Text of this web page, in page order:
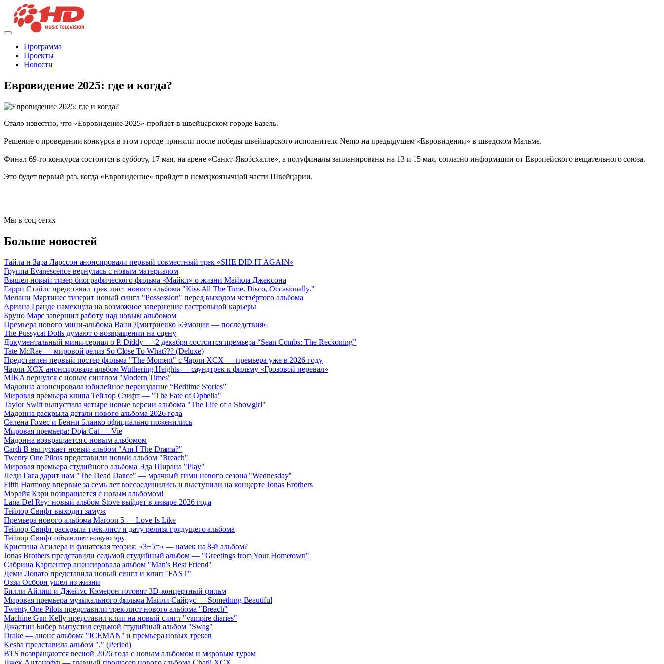
Программа
Проекты
Новости
Евровидение 2025: где и когда?
Стало известно, что «Евровидение-2025» пройдет в швейцарском городе Базель.
Решение о проведении конкурса в этом городе приняли после победы швейцарского исполнителя Nemo на предыдущем «Евровидении» в шведском Мальме.
Финал 69-го конкурса состоится в субботу, 17 мая, на арене «Санкт-Якобсхалле», а полуфиналы запланированы на 13 и 15 мая, согласно информации от Европейского вещательного союза.
Это будет первый раз, когда «Евровидение» пройдет в немецкоязычной части Швейцарии.
Мы в соц сетях
Больше новостей
Тайла и Зара Ларссон анонсировали первый совместный трек «SHE DID IT AGAIN»
Группа Evanescence вернулась с новым материалом
Вышел новый тизер биографического фильма «Майкл» о жизни Майкла Джексона
Гарри Стайлс представил трек-лист нового альбома "Kiss All The Time. Disco, Occasionally."
Мелани Мартинес тизерит новый сингл "Possession" перед выходом четвёртого альбома
Ариана Гранде намекнула на возможное завершение гастрольной карьеры
Бруно Марс завершил работу над новым альбомом
Премьера нового мини-альбома Вани Дмитриенко «Эмоции — последствия»
The Pussycat Dolls думают о возвращении на сцену
Документальный мини-сериал о P. Diddy — 2 декабря состоится премьера “Sean Combs: The Reckoning”
Tate McRae — мировой релиз So Close To What??? (Deluxe)
Представлен первый постер фильма "The Moment" с Чарли XCX — премьера уже в 2026 году
Чарли XCX анонсировала альбом Wuthering Heights — саундтрек к фильму «Грозовой перевал»
MIKA вернулся с новым синглом "Modern Times"
Мадонна анонсировала юбилейное переиздание “Bedtime Stories”
Мировая премьера клипа Тейлор Свифт — "The Fate of Ophelia"
Taylor Swift выпустила четыре новые версии альбома "The Life of a Showgirl"
Мадонна раскрыла детали нового альбома 2026 года
Селена Гомес и Бенни Бланко официально поженились
Мировая премьера: Doja Cat — Vie
Мадонна возвращается с новым альбомом
Cardi B выпускает новый альбом "Am I The Drama?"
Twenty One Pilots представили новый альбом "Breach"
Мировая премьера студийного альбома Эда Ширана "Play"
Леди Гага дарит нам "The Dead Dance" — мрачный гимн нового сезона "Wednesday"
Fifth Harmony впервые за семь лет воссоединились и выступили на концерте Jonas Brothers
Мэрайя Кэри возвращается с новым альбомом!
Lana Del Rey: новый альбом Stove выйдет в январе 2026 года
Тейлор Свифт выходит замуж
Премьера нового альбома Maroon 5 — Love Is Like
Тейлор Свифт раскрыла трек-лист и дату релиза грядущего альбома
Тейлор Свифт объявляет новую эру
Кристина Агилера и фанатская теория: «3+5=» — намек на 8-й альбом?
Jonas Brothers представили седьмой студийный альбом — "Greetings from Your Hometown"
Сабрина Карпентер анонсировала альбом "Man’s Best Friend"
Деми Ловато представила новый сингл и клип "FAST"
Оззи Осборн ушел из жизни
Билли Айлиш и Джеймс Кэмерон готовят 3D-концертный фильм
Мировая премьера музыкального фильма Майли Сайрус — Something Beautiful
Twenty One Pilots представили трек-лист нового альбома "Breach"
Machine Gun Kelly представил клип на новый сингл "vampire diaries"
Джастин Бибер выпустил седьмой студийный альбом "Swag"
Drake — анонс альбома "ICEMAN" и премьера новых треков
Kesha представила альбом "." (Period)
BTS возвращаются весной 2026 года с новым альбомом и мировым туром
Джек Антонофф — главный продюсер нового альбома Charli XCX